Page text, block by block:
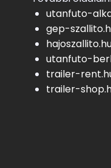
utanfuto-
gep-
utanfuto-
trailer-
trailer-